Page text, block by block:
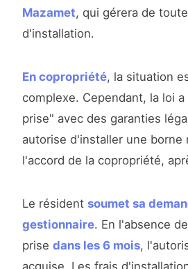
Mazamet, qui gérera de
d'installation.
En copropriété, la situation
complexe. Cependant, la loi
prise" avec des garanties
autorise d'installer une borne
l'accord de la copropriété,
Le résident soumet sa
gestionnaire. En l'absence
prise dans les 6 mois,